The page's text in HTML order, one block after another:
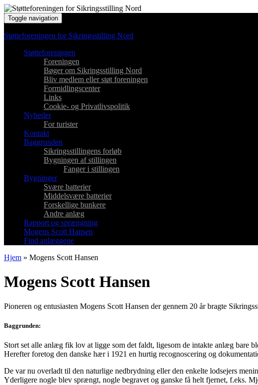
Toggle navigation
Støtteforeningen for Sikringsstilling Nord
Støtteforeningen
Foreningen
Bøger om Sikringsstilling Nord
Bliv medlem eller støt foreningen
Formidlingscenter
Links
Cookie- og Privatlivspolitik
Nyheder
For turister
Kontakt
Baggrunden
Sikringsstillingens forløb
Bygningen af stillingen
Fanger i stillingen
Bygninger
Svære batterier
Middelsvære batterier
Forskellige bunkere
Andre anlæg
Rapport og sprængning
Mogens Scott Hansen
Find anlæggene
Hjem » Mogens Scott Hansen
Mogens Scott Hansen
Pioneren og entusiasten Mogens Scott Hansen der gennem 20 år bragte
Baggrunden:
Stort set alle anlæg fik lov at ligge som det faldt, ligesom de intakte anlæg bare
Herefter foretog den danske hær i 1921 en hurtig recognoscering og
De var nu overladt til den naturlige nedbrydning eller den enkelte lodsejers
Yderligere nogle blev sprængt, nogle begravet og ganske få helt fjernet, f.eks.